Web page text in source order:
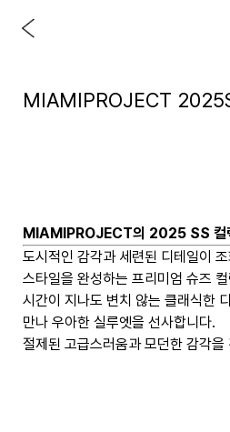
MIAMIPROJECT
MIAMIPROJECT의 2025 SS 컬
도시적인 감각과 세련된 디테일이
스타일을 완성하는 프리미엄 슈즈
시간이 지나도 변치 않는 클래식한
만나 우아한 실루엣을 선사합니다.
절제된 고급스러움과 모던한 감각을